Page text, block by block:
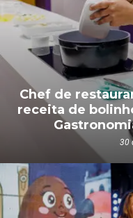
Chef de
receita de
30